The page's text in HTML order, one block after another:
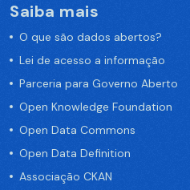
Saiba mais
O que são dados abertos?
Lei de acesso a informação
Parceria para Governo Aberto
Open Knowledge Foundation
Open Data Commons
Open Data Definition
Associação CKAN